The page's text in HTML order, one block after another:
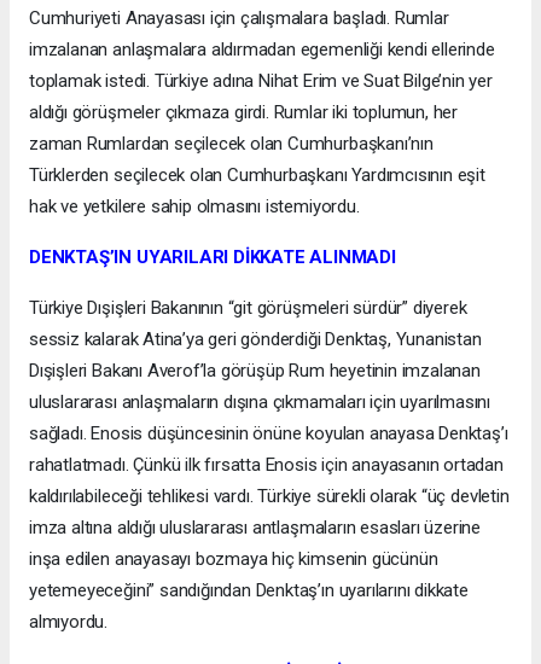
Cumhuriyeti Anayasası için çalışmalara başladı. Rumlar
imzalanan anlaşmalara aldırmadan egemenliği kendi ellerinde
toplamak istedi. Türkiye adına Nihat Erim ve Suat Bilge’nin yer
aldığı görüşmeler çıkmaza girdi. Rumlar iki toplumun, her
zaman Rumlardan seçilecek olan Cumhurbaşkanı’nın
Türklerden seçilecek olan Cumhurbaşkanı Yardımcısının eşit
hak ve yetkilere sahip olmasını istemiyordu.
DENKTAŞ’IN UYARILARI DİKKATE ALINMADI
Türkiye Dışişleri Bakanının “git görüşmeleri sürdür” diyerek
sessiz kalarak Atina’ya geri gönderdiği Denktaş, Yunanistan
Dışişleri Bakanı Averof’la görüşüp Rum heyetinin imzalanan
uluslararası anlaşmaların dışına çıkmamaları için uyarılmasını
sağladı. Enosis düşüncesinin önüne koyulan anayasa Denktaş’ı
rahatlatmadı. Çünkü ilk fırsatta Enosis için anayasanın ortadan
kaldırılabileceği tehlikesi vardı. Türkiye sürekli olarak “üç devletin
imza altına aldığı uluslararası antlaşmaların esasları üzerine
inşa edilen anayasayı bozmaya hiç kimsenin gücünün
yetemeyeceğini” sandığından Denktaş’ın uyarılarını dikkate
almıyordu.